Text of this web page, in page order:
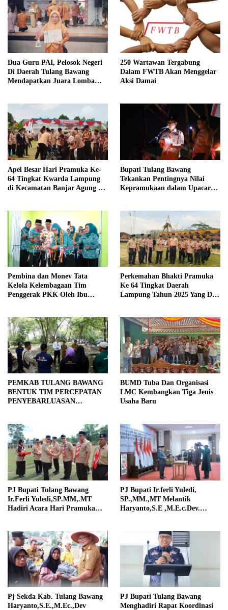
Dua Guru PAI, Pelosok Negeri
Di Daerah Tulang Bawang
Mendapatkan Juara Lomba
250 Wartawan Tergabung
Dalam FWTB Akan Menggelar
Aksi Damai
Apel Besar Hari Pramuka Ke-
64 Tingkat Kwarda Lampung
di Kecamatan Banjar Agung Di
Bupati Tulang Bawang
Tekankan Pentingnya Nilai
Kepramukaan dalam Upacara
Pembina dan Monev Tata
Kelola Kelembagaan Tim
Penggerak PKK Oleh Ibu
Perkemahan Bhakti Pramuka
Ke 64 Tingkat Daerah
Lampung Tahun 2025 Yang Di
PEMKAB TULANG BAWANG
BENTUK TIM PERCEPATAN
PENYEBARLUASAN
BUMD Tuba Dan Organisasi
LMC Kembangkan Tiga Jenis
Usaha Baru
PJ Bupati Tulang Bawang
Ir.Ferli Yuledi,SP.MM,.MT
Hadiri Acara Hari Pramuka
PJ Bupati Ir.ferli Yuledi,
SP.,MM.,MT Melantik
Haryanto,S.E ,M.E.c.Dev.
Pj Sekda Kab. Tulang Bawang
Haryanto,S.E.,M.Ec.,Dev
PJ Bupati Tulang Bawang
Menghadiri Rapat Koordinasi